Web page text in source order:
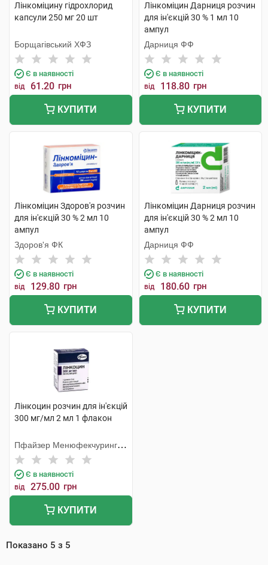
Лінкоміцину гідрохлорид
капсули 250 мг 20 шт
Борщагівський ХФЗ
Є в наявності
від 61.20 грн
КУПИТИ
Лінкоміцин Дарниця розчин
для ін'єкцій 30 % 1 мл 10
ампул
Дарниця ФФ
Є в наявності
від 118.80 грн
КУПИТИ
Лінкоміцин Здоров'я розчин
для ін'єкцій 30 % 2 мл 10
ампул
Здоров'я ФК
Є в наявності
від 129.80 грн
КУПИТИ
Лінкоміцин Дарниця розчин
для ін'єкцій 30 % 2 мл 10
ампул
Дарниця ФФ
Є в наявності
від 180.60 грн
КУПИТИ
Лінкоцин розчин для ін'єкцій
300 мг/мл 2 мл 1 флакон
Пфайзер Менюфекчуринг
Бельгія
Є в наявності
від 275.00 грн
КУПИТИ
Показано 5 з 5